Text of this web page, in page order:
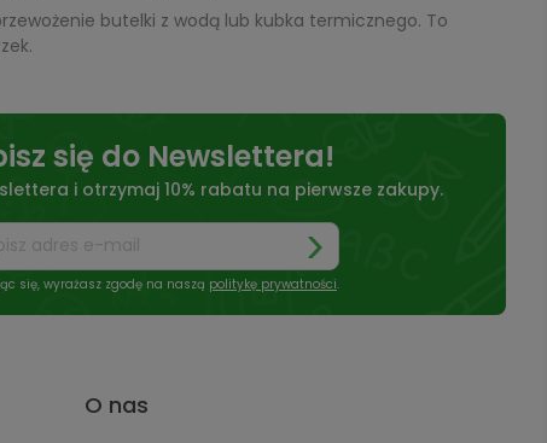
butelki z wodą lub kubka termicznego. To
się do Newslettera!
i otrzymaj 10% rabatu na pierwsze zakupy.
się, wyrażasz zgodę na naszą politykę prywatności.
O nas